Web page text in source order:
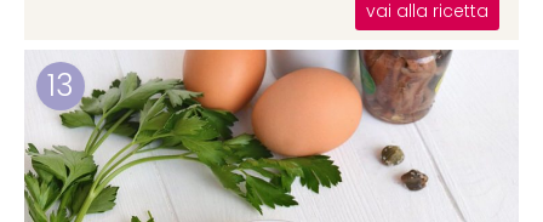
vai alla ricetta
13